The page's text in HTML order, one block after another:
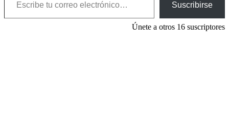
Suscribirse
Únete a otros 16 suscriptores